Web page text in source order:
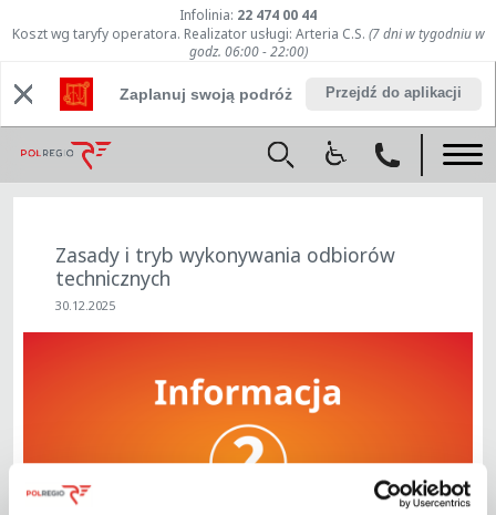
Infolinia: 22 474 00 44
Koszt wg taryfy operatora. Realizator usługi: Arteria C.S. (7 dni w tygodniu w
godz. 06:00 - 22:00)
Zaplanuj swoją podróż Przejdź do aplikacji
Zasady i tryb wykonywania odbiorów
technicznych
30.12.2025